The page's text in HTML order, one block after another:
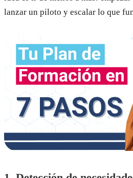
lanzar un piloto y escalar lo que